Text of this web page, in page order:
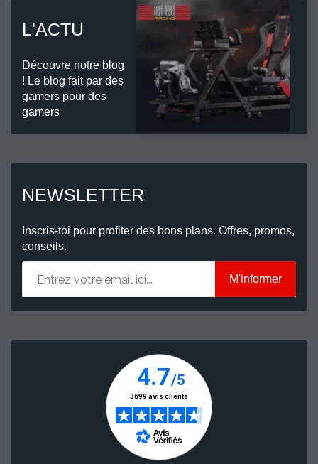
L'ACTU
Découvre notre blog
! Le blog fait par des
gamers pour des
gamers
NEWSLETTER
Inscris-toi pour profiter des bons plans. Offres, promos,
conseils.
M'informer